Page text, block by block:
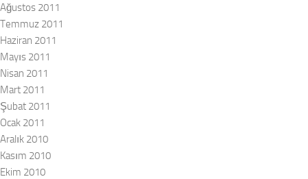
Ağustos 2011
Temmuz 2011
Haziran 2011
Mayıs 2011
Nisan 2011
Mart 2011
Şubat 2011
Ocak 2011
Aralık 2010
Kasım 2010
Ekim 2010